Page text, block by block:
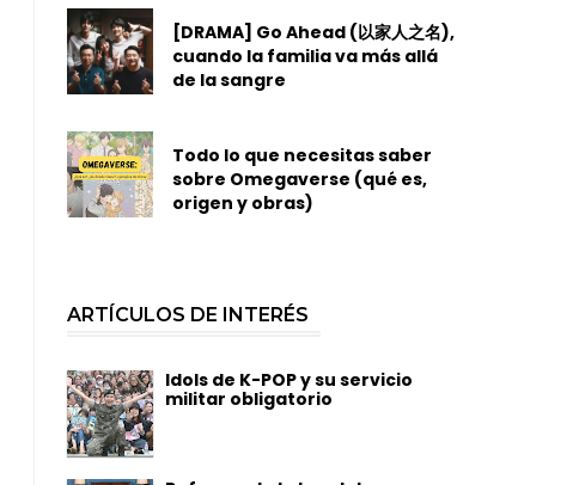
[DRAMA] Go Ahead (以家人之名),
cuando la familia va más allá
de la sangre
Todo lo que necesitas saber
sobre Omegaverse (qué es,
origen y obras)
ARTÍCULOS DE INTERÉS
Idols de K-POP y su servicio
militar obligatorio